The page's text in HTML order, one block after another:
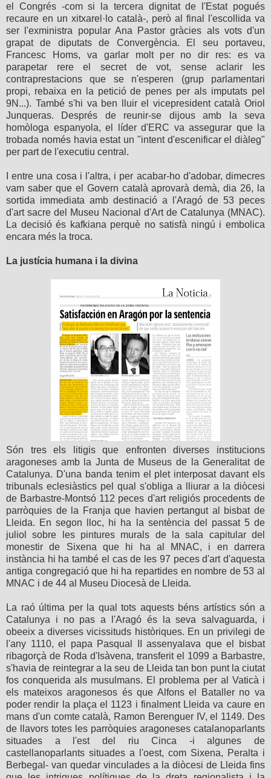
el Congrés -com si la tercera dignitat de l'Estat pogués
recaure en un xitxarel·lo català-, però al final l'escollida va
ser l'exministra popular Ana Pastor gràcies als vots d'un
grapat de diputats de Convergència. El seu portaveu,
Francesc Homs, va garlar molt per no dir res: es va
parapetar rere el secret de vot, sense aclarir les
contraprestacions que se n'esperen (grup parlamentari
propi, rebaixa en la petició de penes per als imputats pel
9N...). També s'hi va ben lluir el vicepresident català Oriol
Junqueras. Després de reunir-se dijous amb la seva
homòloga espanyola, el líder d'ERC va assegurar que la
trobada només havia estat un "intent d'escenificar el diàleg"
per part de l'executiu central.
I entre una cosa i l'altra, i per acabar-ho d'adobar, dimecres
vam saber que el Govern català aprovarà demà, dia 26, la
sortida immediata amb destinació a l'Aragó de 53 peces
d'art sacre del Museu Nacional d'Art de Catalunya (MNAC).
La decisió és kafkiana perquè no satisfà ningú i embolica
encara més la troca.
La justícia humana i la divina
Són tres els litigis que enfronten diverses institucions
aragoneses amb la Junta de Museus de la Generalitat de
Catalunya. D'una banda tenim el plet interposat davant els
tribunals eclesiàstics pel qual s'obliga a lliurar a la diòcesi
de Barbastre-Montsó 112 peces d'art religiós procedents de
parròquies de la Franja que havien pertangut al bisbat de
Lleida. En segon lloc, hi ha la sentència del passat 5 de
juliol sobre les pintures murals de la sala capitular del
monestir de Sixena que hi ha al MNAC, i en darrera
instància hi ha també el cas de les 97 peces d'art d'aquesta
antiga congregació que hi ha repartides en nombre de 53 al
MNAC i de 44 al Museu Diocesà de Lleida.
La raó última per la qual tots aquests béns artístics són a
Catalunya i no pas a l'Aragó és la seva salvaguarda, i
obeeix a diverses vicissituds històriques. En un privilegi de
l'any 1110, el papa Pasqual II assenyalava que el bisbat
ribagorçà de Roda d'Isàvena, transferit el 1099 a Barbastre,
s'havia de reintegrar a la seu de Lleida tan bon punt la ciutat
fos conquerida als musulmans. El problema per al Vaticà i
els mateixos aragonesos és que Alfons el Bataller no va
poder rendir la plaça el 1123 i finalment Lleida va caure en
mans d'un comte català, Ramon Berenguer IV, el 1149. Des
de llavors totes les parròquies aragoneses catalanoparlants
situades a l'est del riu Cinca -i algunes de
castellanoparlants situades a l'oest, com Sixena, Peralta i
Berbegal- van quedar vinculades a la diòcesi de Lleida fins